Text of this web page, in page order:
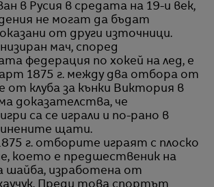
в Русия в средата на 19-и век,
не могат да бъдат
от други източници.
мач, според
федерация по хокей на лед, е
1875 г. между два отбора от
от клуба за кънки Виктория в
доказателства, че
са се играли и по-рано в
щати.
г. отборите играят с плоско
което е предшественик на
шайба, изработена от